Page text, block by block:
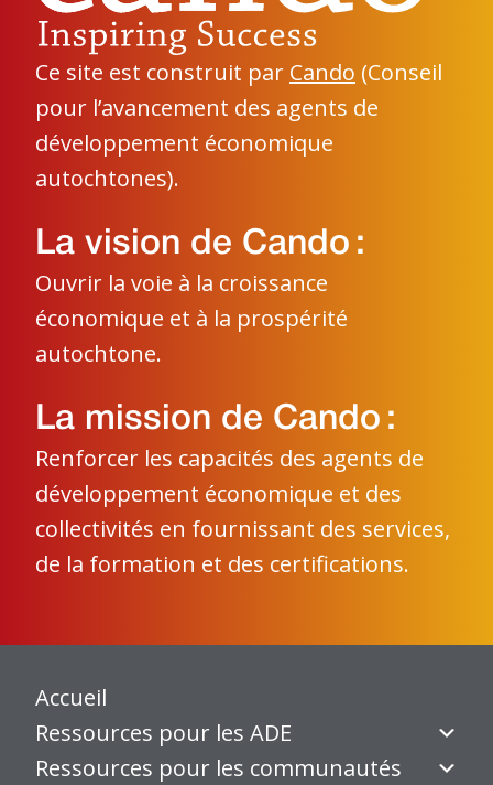
Ce site est construit par Cando (Conseil
pour l’avancement des agents de
développement économique
autochtones).
La vision de Cando :
Ouvrir la voie à la croissance
économique et à la prospérité
autochtone.
La mission de Cando :
Renforcer les capacités des agents de
développement économique et des
collectivités en fournissant des services,
de la formation et des certifications.
Accueil
Ressources pour les ADE
Ressources pour les communautés